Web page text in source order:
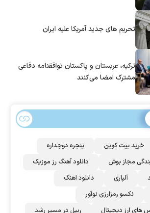
تحریم های جدید آمریکا علیه ایران
ترکیه، عربستان و پاکستان توافقنامه دفاعی
مشترک امضا می‌کنند
خرید بیت کوین
پنجره دوجداره
مجاز بوش
دانلود آهنگ رز‌ موزیک
آلپاری
دانلود اهنگ
نکسو رمزارزی نوآور
های ارز دیجیتال
ریپل در مسیر رشد